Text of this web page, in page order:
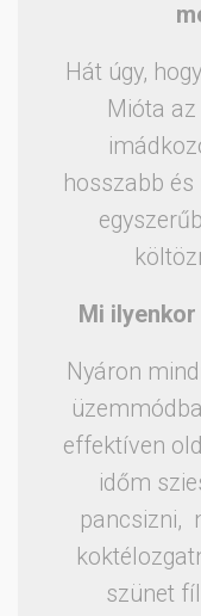
Hát úgy,
Mióta
hosszabb és
Mi
Nyáron
effektíven
időm
pancsizni,
szünet